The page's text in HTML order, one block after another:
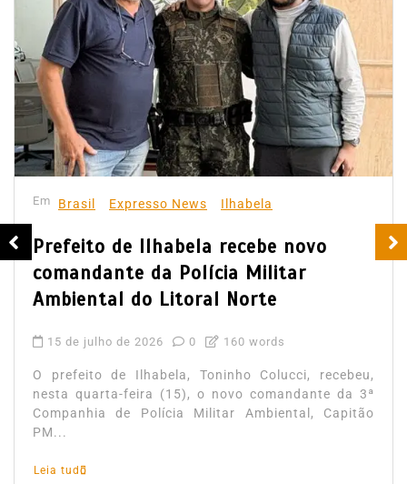
Em Brasil Expresso News Ilhabela
Prefeito de Ilhabela recebe novo
comandante da Polícia Militar
Ambiental do Litoral Norte
15 de julho de 2026 0 160 words
O prefeito de Ilhabela, Toninho Colucci, recebeu,
nesta quarta-feira (15), o novo comandante da 3ª
Companhia de Polícia Militar Ambiental, Capitão
PM...
Leia tudo